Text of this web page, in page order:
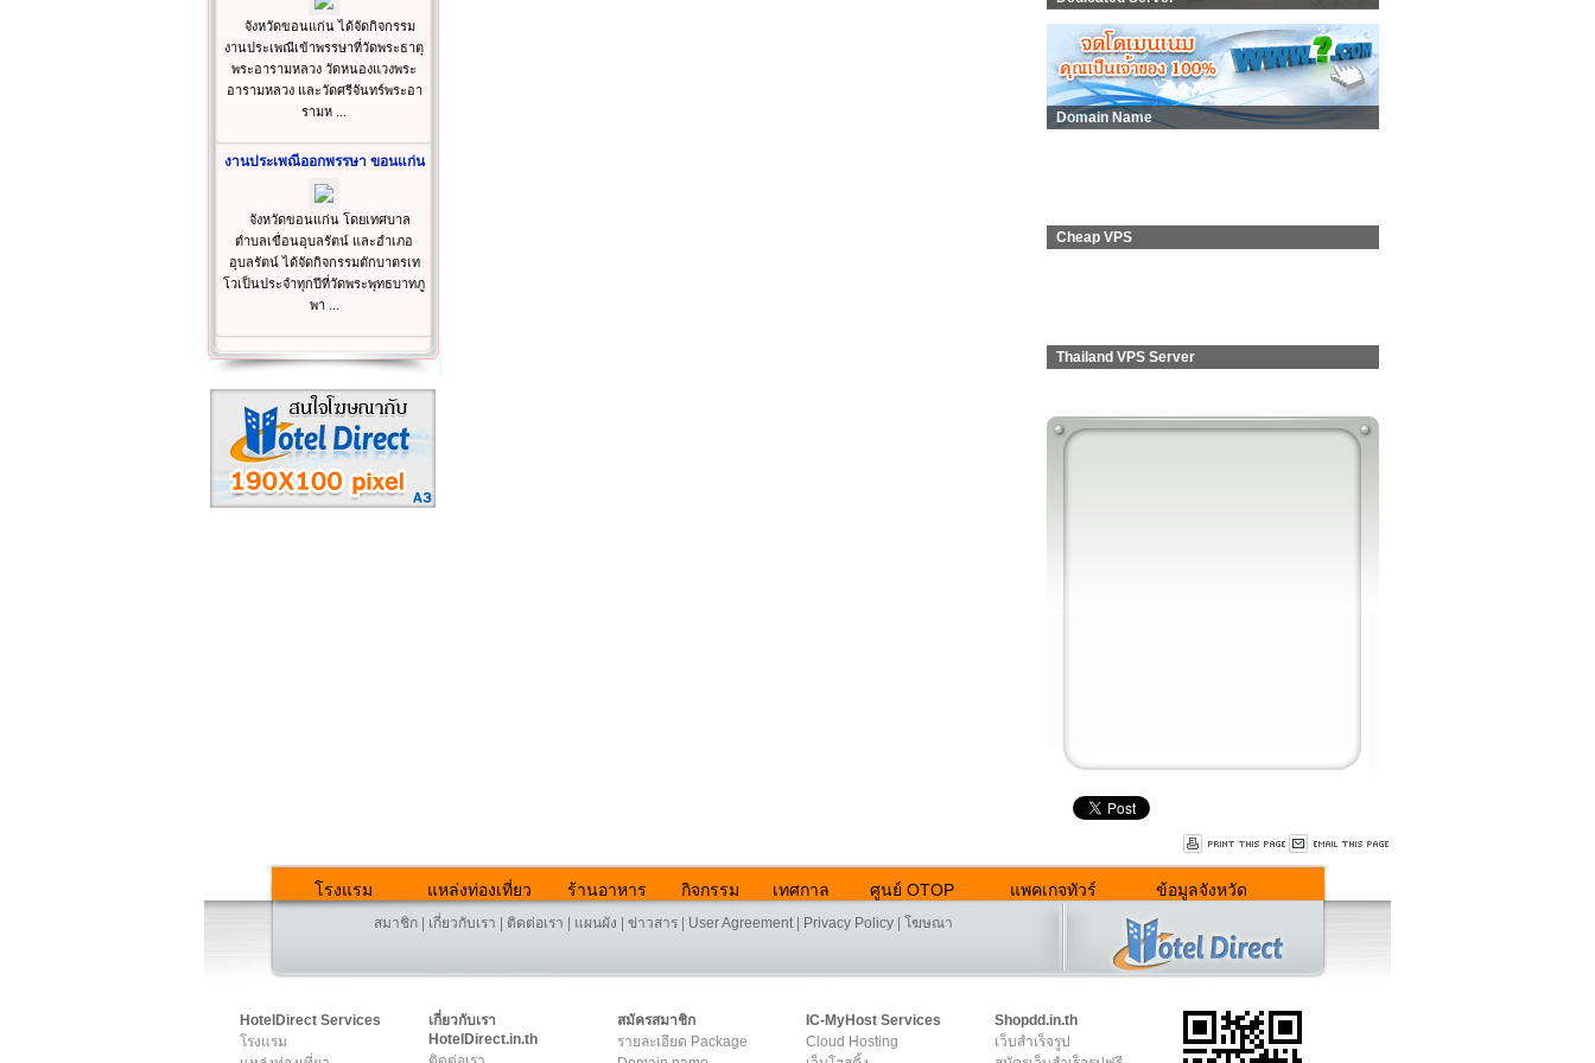
จังหวัดขอนแก่น ได้จัดกิจกรรม
งานประเพณีเข้าพรรษาที่วัดพระธาตุ
พระอารามหลวง วัดหนองแวงพระ
อารามหลวง และวัดศรีจันทร์พระอา
รามห ...
งานประเพณีออกพรรษา ขอนแก่น
จังหวัดขอนแก่น โดยเทศบาล
ตำบลเขื่อนอุบลรัตน์ และอำเภอ
อุบลรัตน์ ได้จัดกิจกรรมตักบาตรเท
โวเป็นประจำทุกปีที่วัดพระพุทธบาทภู
พา ...
Domain Name
Cheap VPS
Thailand VPS Server
โรงแรม แหล่งท่องเที่ยว ร้านอาหาร กิจกรรม เทศกาล ศูนย์ OTOP แพคเกจทัวร์ ข้อมูลจังหวัด
สมาชิก เกี่ยวกับเรา ติดต่อเรา แผนผัง ข่าวสาร User Agreement| Privacy Policy โฆษณา
HotelDirect Services
โรงแรม
เกี่ยวกับเรา
HotelDirect.in.th
สมัครสมาชิก
รายละเอียด Package
IC-MyHost Services
Cloud Hosting
Shopdd.in.th
เว็บสำเร็จรูป